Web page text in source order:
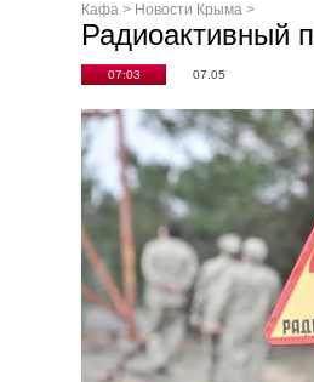
Кафа > Новости Крыма >
Радиоактивный
07:03 07.05